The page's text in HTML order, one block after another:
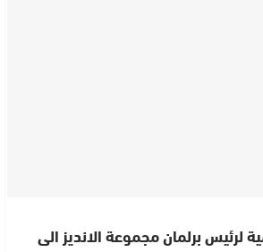
لرئيس برلمان مجموعة الانديز الى